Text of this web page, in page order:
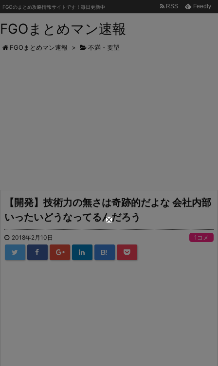
FGOまとめマン速報
FGOのまとめ攻略情報サイトです！毎日更新中 RSS Feedly
FGOまとめマン速報 > 不満・要望
【開発】技術力の無さは奇跡的だよな 会社内部
いったいどうなってるんだろう
2018年2月10日 1コメ
B!